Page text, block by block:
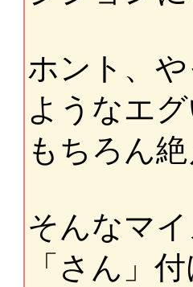
ホント、
ようなエ
もちろん
そんなマ
「さん」